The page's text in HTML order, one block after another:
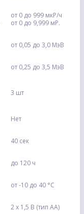
от 0 до 999 мкР/ч
от 0 до 9,999 мР.
от 0,05 до 3,0 МэВ
от 0,25 до 3,5 МэВ
3 шт
Нет
40 сек
до 120 ч
от -10 до 40 °C
2 х 1,5 В (тип АА)